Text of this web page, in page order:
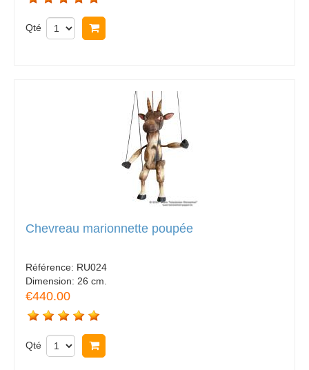
Qté
Chevreau marionnette poupée
Référence: RU024
Dimension: 26 cm.
€440.00
Qté